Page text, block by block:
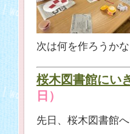
次は何を作ろうかな
桜木図書館にい
日）
先日、桜木図書館へ